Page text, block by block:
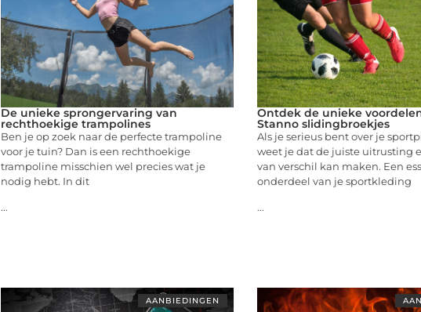
De unieke sprongervaring van
rechthoekige trampolines
Ben je op zoek naar de perfecte trampoline
voor je tuin? Dan is een rechthoekige
trampoline misschien wel precies wat je
nodig hebt. In dit
...
Ontdek de unieke
Stanno slidingbroekjes
Als je serieus bent over je
weet je dat de juiste uitrusting
van verschil kan maken. Een
onderdeel van je sportkleding
...
AANBIEDINGEN